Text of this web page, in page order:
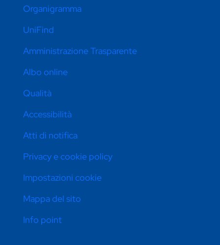
Organigramma
UniFind
Amministrazione Trasparente
Albo online
Qualità
Accessibilità
Atti di notifica
Privacy e cookie policy
Impostazioni cookie
Mappa del sito
Info point